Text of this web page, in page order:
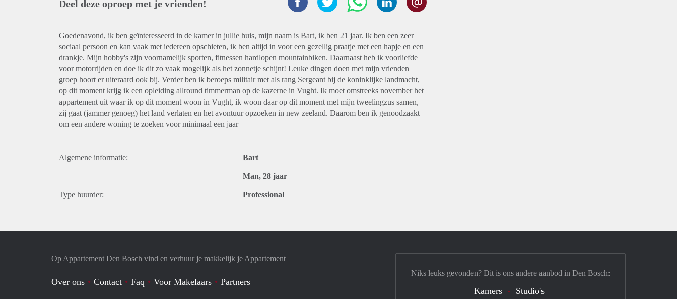
Deel deze oproep met je vrienden!
Goedenavond, ik ben geïnteresseerd in de kamer in jullie huis, mijn naam is Bart, ik ben 21 jaar. Ik ben een zeer
sociaal persoon en kan vaak met iedereen opschieten, ik ben altijd in voor een gezellig praatje met een hapje en een
drankje. Mijn hobby's zijn voornamelijk sporten, fitnessen hardlopen mountainbiken. Daarnaast heb ik voorliefde
voor motorrijden en doe ik dit zo vaak mogelijk als het zonnetje schijnt! Leuke dingen doen met mijn vrienden
groep hoort er uiteraard ook bij. Verder ben ik beroeps militair met als rang Sergeant bij de koninklijke landmacht,
op dit moment krijg ik een opleiding allround timmerman op de kazerne in Vught. Ik moet omstreeks november het
appartement uit waar ik op dit moment woon in Vught, ik woon daar op dit moment met mijn tweelingzus samen,
zij gaat (jammer genoeg) het land verlaten en het avontuur opzoeken in new zeeland. Daarom ben ik genoodzaakt
om een andere woning te zoeken voor minimaal een jaar
Algemene informatie: Bart
Man, 28 jaar
Type huurder: Professional
Op Appartement Den Bosch vind en verhuur je makkelijk je Appartement
Over ons Contact Faq Voor Makelaars
Partners
Niks leuks gevonden? Dit is ons andere aanbod in Den Bosch:
Kamers Studio's